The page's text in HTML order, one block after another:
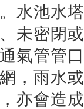
水池水塔
未密閉或
氣管管口
，雨水或
亦會造成